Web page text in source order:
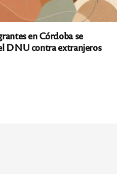
en Córdoba se
DNU contra extranjeros